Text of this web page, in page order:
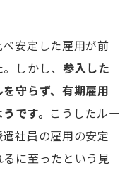
安定した雇用が前
しかし、 参入した
守らず、有期雇用
です。
こうしたルー
社員の雇用の安定
に至ったという見